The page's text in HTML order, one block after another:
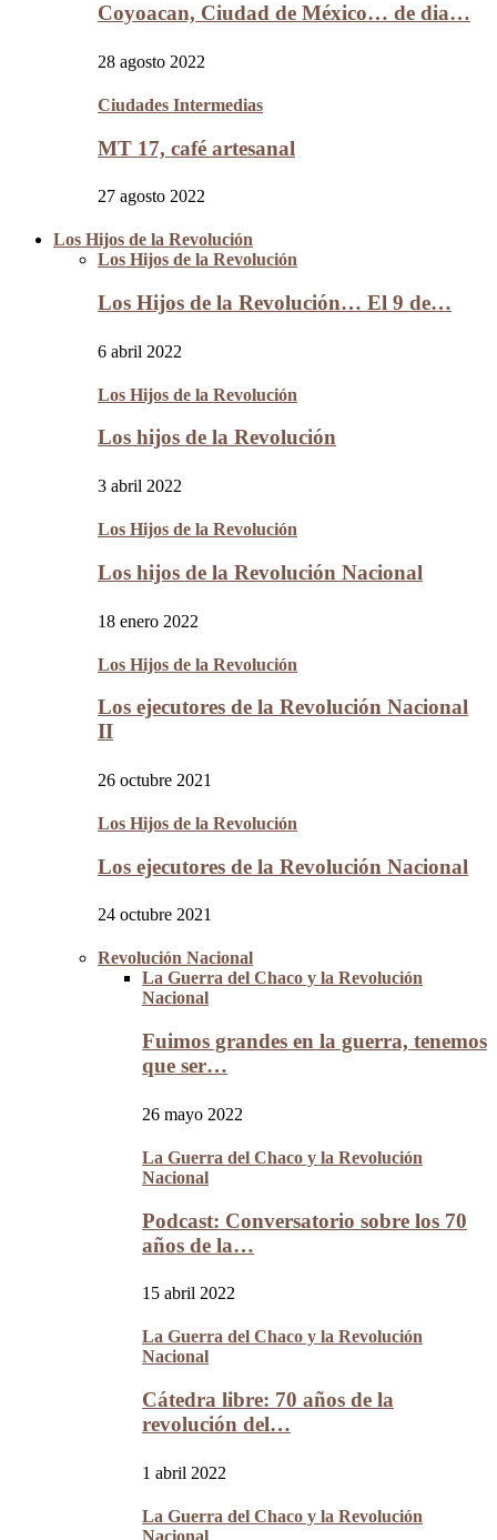
Coyoacan, Ciudad de México… de dia…
28 agosto 2022
Ciudades Intermedias
MT 17, café artesanal
27 agosto 2022
Los Hijos de la Revolución
Los Hijos de la Revolución
Los Hijos de la Revolución… El 9 de…
6 abril 2022
Los Hijos de la Revolución
Los hijos de la Revolución
3 abril 2022
Los Hijos de la Revolución
Los hijos de la Revolución Nacional
18 enero 2022
Los Hijos de la Revolución
Los ejecutores de la Revolución Nacional
II
26 octubre 2021
Los Hijos de la Revolución
Los ejecutores de la Revolución Nacional
24 octubre 2021
Revolución Nacional
La Guerra del Chaco y la Revolución
Nacional
Fuimos grandes en la guerra, tenemos
que ser…
26 mayo 2022
La Guerra del Chaco y la Revolución
Nacional
Podcast: Conversatorio sobre los 70
años de la…
15 abril 2022
La Guerra del Chaco y la Revolución
Nacional
Cátedra libre: 70 años de la
revolución del…
1 abril 2022
La Guerra del Chaco y la Revolución
Nacional